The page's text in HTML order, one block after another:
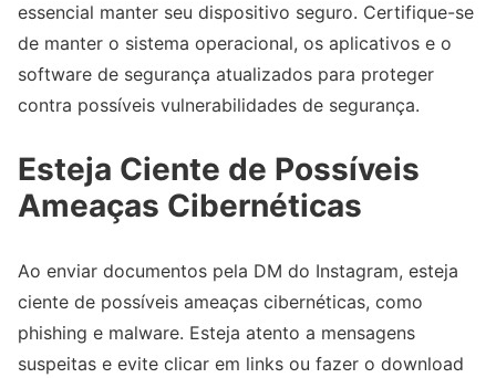
essencial manter seu dispositivo seguro. Certifique-se
de manter o sistema operacional, os aplicativos e o
software de segurança atualizados para proteger
contra possíveis vulnerabilidades de segurança.
Esteja Ciente de Possíveis
Ameaças Cibernéticas
Ao enviar documentos pela DM do Instagram, esteja
ciente de possíveis ameaças cibernéticas, como
phishing e malware. Esteja atento a mensagens
suspeitas e evite clicar em links ou fazer o download